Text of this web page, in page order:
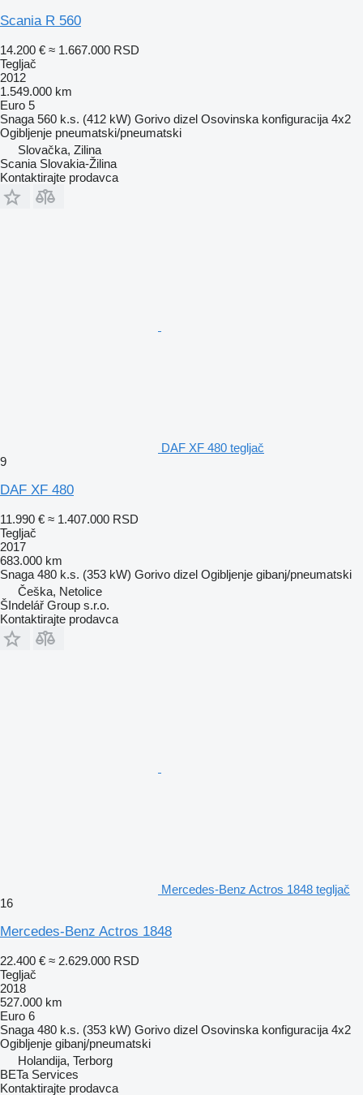
Scania R 560
14.200 € ≈ 1.667.000 RSD
Tegljač
2012
1.549.000 km
Euro 5
Snaga 560 k.s. (412 kW) Gorivo dizel Osovinska konfiguracija 4x2
Ogibljenje pneumatski/pneumatski
Slovačka, Zilina
Scania Slovakia-Žilina
Kontaktirajte prodavca
DAF XF 480 tegljač
9
DAF XF 480
11.990 € ≈ 1.407.000 RSD
Tegljač
2017
683.000 km
Snaga 480 k.s. (353 kW) Gorivo dizel Ogibljenje gibanj/pneumatski
Češka, Netolice
ŠIndelář Group s.r.o.
Kontaktirajte prodavca
Mercedes-Benz Actros 1848 tegljač
16
Mercedes-Benz Actros 1848
22.400 € ≈ 2.629.000 RSD
Tegljač
2018
527.000 km
Euro 6
Snaga 480 k.s. (353 kW) Gorivo dizel Osovinska konfiguracija 4x2
Ogibljenje gibanj/pneumatski
Holandija, Terborg
BETa Services
Kontaktirajte prodavca